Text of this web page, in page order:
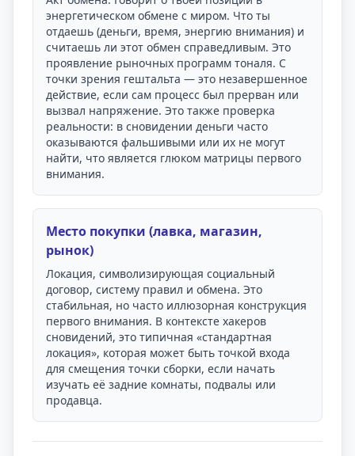
энергетическом обмене с миром. Что ты
отдаешь (деньги, время, энергию внимания) и
считаешь ли этот обмен справедливым. Это
проявление рыночных программ тоналя. С
точки зрения гештальта — это незавершенное
действие, если сам процесс был прерван или
вызвал напряжение. Это также проверка
реальности: в сновидении деньги часто
оказываются фальшивыми или их не могут
найти, что является глюком матрицы первого
внимания.
Место покупки (лавка, магазин,
рынок)
Локация, символизирующая социальный
договор, систему правил и обмена. Это
стабильная, но часто иллюзорная конструкция
первого внимания. В контексте хакеров
сновидений, это типичная «стандартная
локация», которая может быть точкой входа
для смещения точки сборки, если начать
изучать её задние комнаты, подвалы или
продавца.